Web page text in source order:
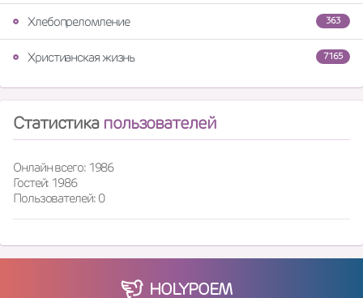
363
Хлебопреломление
7165
Христианская жизнь
Статистика пользователей
Онлайн всего: 1986
Гостей: 1986
Пользователей: 0
HOLYPOEM